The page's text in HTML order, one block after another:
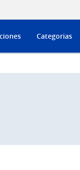
Categorias